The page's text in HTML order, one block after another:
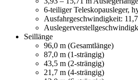
6-teiliger Teleskopausleger,
Ausfahrgeschwindigkeit:
Seillänge
96,0 m (Gesamtlänge)
87,0 m (1-strängig)
43,5 m (2-strängig)
21,7 m (4-strängig)